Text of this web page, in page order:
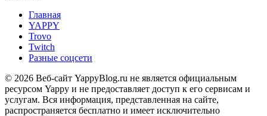
Главная
YAPPY
Trovo
Twitch
Разные соцсети
© 2026 Веб-сайт YappyBlog.ru не является официальным
ресурсом Yappy и не предоставляет доступ к его сервисам и
услугам. Вся информация, представленная на сайте,
распространяется бесплатно и имеет исключительно